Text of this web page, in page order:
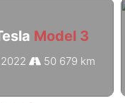
Model 3
50 679 km